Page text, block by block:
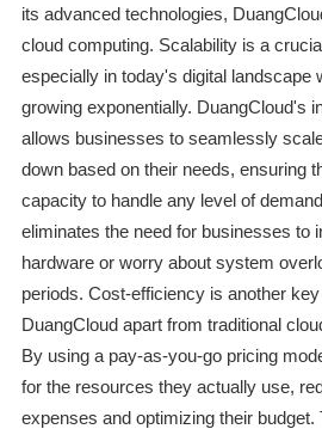
its advanced technologies,
cloud computing. Scalability is a
especially in today's digital landscape
growing exponentially. DuangCloud's
allows businesses to seamlessly
down based on their needs, ensuring
capacity to handle any level of
eliminates the need for businesses to
hardware or worry about system
periods. Cost-efficiency is another
DuangCloud apart from traditional
By using a pay-as-you-go pricing
for the resources they actually use,
expenses and optimizing their budget.